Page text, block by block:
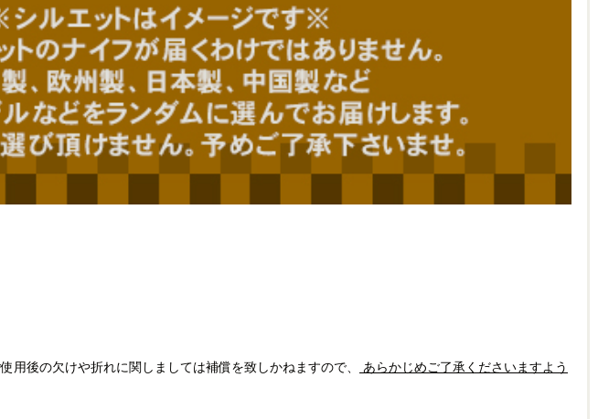
使用後の欠けや折れに関しましては補償を致しかねますので、
あらかじめご了承くださいますよう